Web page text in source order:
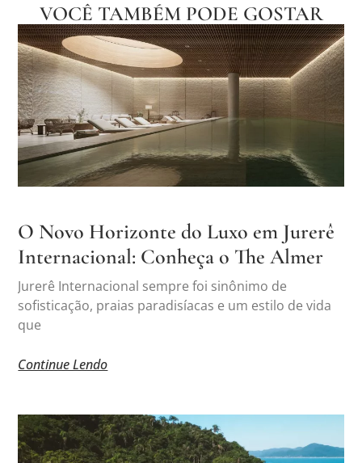
VOCÊ TAMBÉM PODE GOSTAR
O Novo Horizonte do Luxo em Jurerê
Internacional: Conheça o The Almer
Jurerê Internacional sempre foi sinônimo de
sofisticação, praias paradisíacas e um estilo de vida
que
Continue Lendo